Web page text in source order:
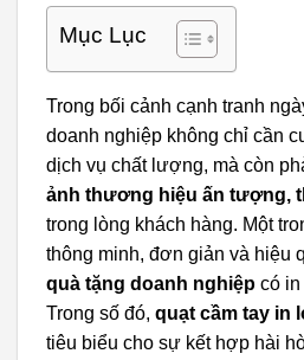
Mục Lục
Trong bối cảnh cạnh tranh
doanh nghiệp không chỉ cần
dịch vụ chất lượng, mà còn
ảnh thương hiệu ấn tượng,
trong lòng khách hàng. Một
thông minh, đơn giản và hiệu
quà tặng doanh nghiệp có
Trong số đó, quạt cầm tay in
tiêu biểu cho sự kết hợp hài